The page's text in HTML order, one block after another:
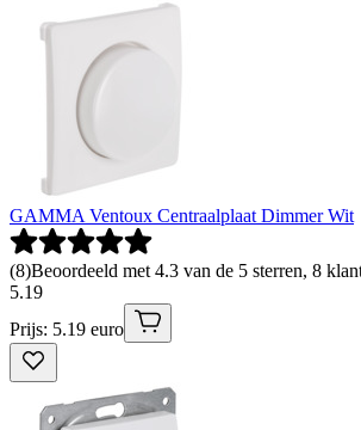
GAMMA Ventoux Centraalplaat Dimmer Wit
(8)Beoordeeld met 4.3 van de 5 sterren, 8
5.19
Prijs: 5.19 euro